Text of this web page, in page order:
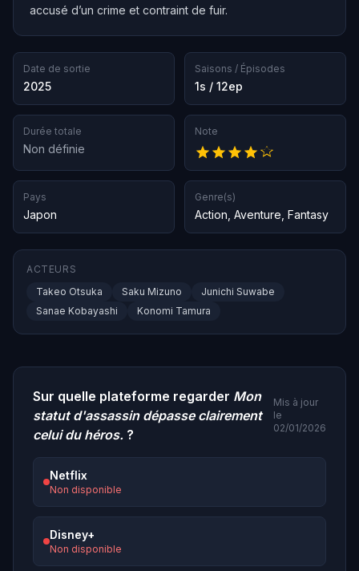
accusé d’un crime et contraint de fuir.
Date de sortie
2025
Saisons / Épisodes
1s / 12ep
Durée totale
Non définie
Note
Pays
Japon
Genre(s)
Action Aventure Fantasy
ACTEURS
Takeo Otsuka
Saku Mizuno
Junichi Suwabe
Sanae Kobayashi
Konomi Tamura
Sur quelle plateforme regarder Mon
statut d'assassin dépasse clairement
celui du héros. ?
Mis à jour
le
02/01/2026
Netflix
Non disponible
Disney+
Non disponible